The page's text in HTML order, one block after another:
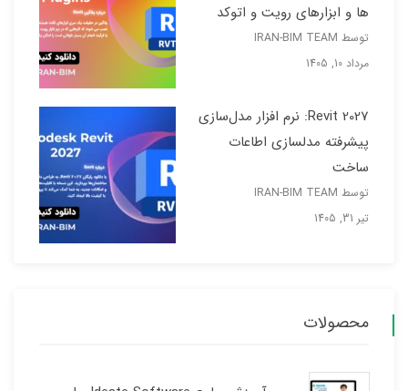
ها و ابزارهای رویت و اتوکد
توسط IRAN-BIM TEAM
مرداد 10, 1405
Revit 2027: نرم افزار مدل‌سازی
پیشرفته مدلسازی اطاعات
ساخت
توسط IRAN-BIM TEAM
تیر 31, 1405
محصولات